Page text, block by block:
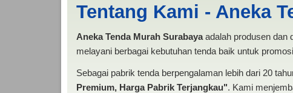
Tentang Kami - Aneka
Aneka Tenda Murah Surabayaadalah produsen dan
melayani berbagai kebutuhan tenda baik untuk
Sebagai pabrik tenda berpengalaman lebih dari 20
Premium, Harga Pabrik Terjangkau". Kami